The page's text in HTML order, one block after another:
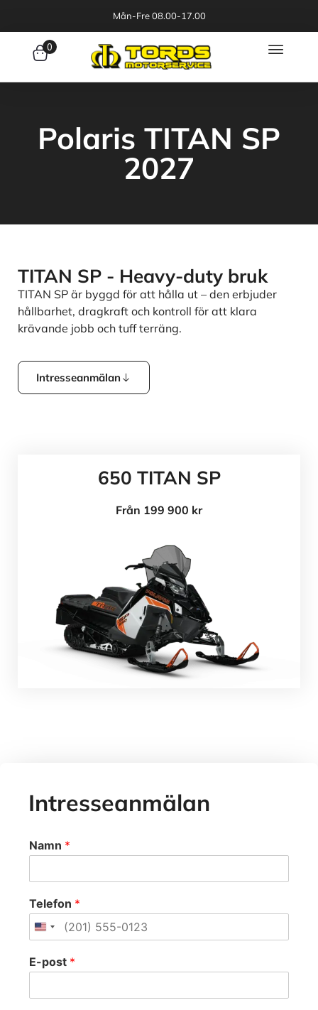
Mån-Fre 08.00-17.00
0
Polaris TITAN SP
2027
TITAN SP - Heavy-duty bruk
TITAN SP är byggd för att hålla ut – den erbjuder
hållbarhet, dragkraft och kontroll för att klara
krävande jobb och tuff terräng.
Intresseanmälan
650 TITAN SP
Från 199 900 kr
Intresseanmälan
Namn *
Telefon *
E-post *